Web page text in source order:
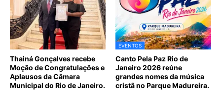
Thainá Gonçalves recebe
Moção de Congratulações e
Aplausos da Câmara
Municipal do Rio de Janeiro.
EVENTOS
Canto Pela Paz Rio de
Janeiro 2026 reúne
grandes nomes da música
cristã no Parque Madureira.